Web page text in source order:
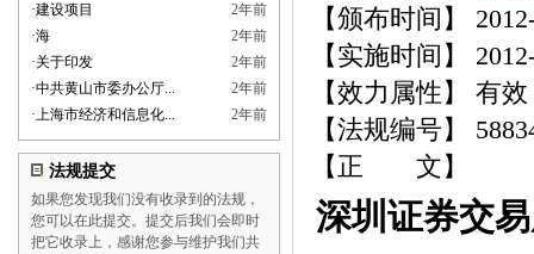
·建设项目
2年前
·海
2年前
·关于印发
2年前
·中共黄山市委办公厅...
2年前
·上海市经济和信息化... 2年前
法规提交
如果您发现我们没有收录到的法规，
您可以在此提交。提交后我们会即时
把它收录上，感谢您参与维护我们共
【颁布时间】
【实施时间】
【效力属性】 有效
【法规编号】
【正 文】
深圳证券交